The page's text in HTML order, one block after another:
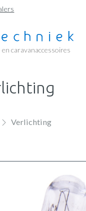
en caravanaccessoires
Verlichting